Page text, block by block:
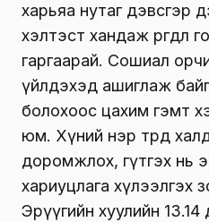
харьяа нутаг дэвсгэр
хэлтэст хандаж өргөдөл
гаргаарай. Сошиал
үйлдэхэд ашиглаж
болохоос цахим гэмт
юм. Хүний нэр төрд
доромжлох, гүтгэх нь
хариуцлага хүлээлгэх
Эрүүгийн хуулийн